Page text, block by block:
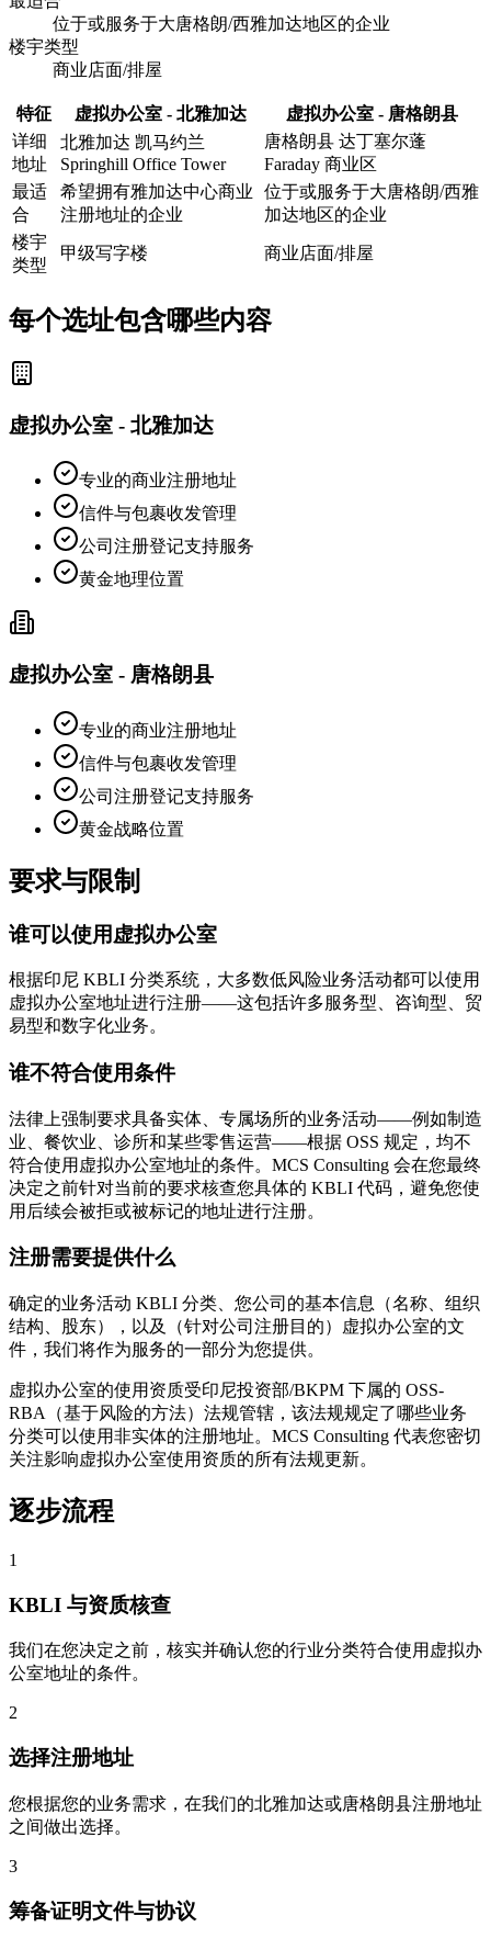
位于或服务于大唐格朗/西雅加达地区的企业
楼宇类型
商业店面/排屋
特征 虚拟办公室 - 北雅加达
虚拟办公室 - 唐格朗县
详细
地址
北雅加达 凯马约兰
Springhill Office Tower
唐格朗县 达丁塞尔蓬
Faraday 商业区
最适
合
希望拥有雅加达中心商业
注册地址的企业
位于或服务于大唐格朗/西雅
加达地区的企业
楼宇
类型
甲级写字楼 商业店面/排屋
每个选址包含哪些内容
虚拟办公室 - 北雅加达
专业的商业注册地址
信件与包裹收发管理
公司注册登记支持服务
黄金地理位置
虚拟办公室 - 唐格朗县
专业的商业注册地址
信件与包裹收发管理
公司注册登记支持服务
黄金战略位置
要求与限制
谁可以使用虚拟办公室
根据印尼 KBLI 分类系统，大多数低风险业务活动都可以使用
虚拟办公室地址进行注册——这包括许多服务型、咨询型、贸
易型和数字化业务。
谁不符合使用条件
法律上强制要求具备实体、专属场所的业务活动——例如制造
业、餐饮业、诊所和某些零售运营——根据 OSS 规定，均不
符合使用虚拟办公室地址的条件。MCS Consulting 会在您最终
决定之前针对当前的要求核查您具体的 KBLI 代码，避免您使
用后续会被拒或被标记的地址进行注册。
注册需要提供什么
确定的业务活动 KBLI 分类、您公司的基本信息（名称、组织
结构、股东），以及（针对公司注册目的）虚拟办公室的文
件，我们将作为服务的一部分为您提供。
虚拟办公室的使用资质受印尼投资部/BKPM 下属的 OSS-
RBA（基于风险的方法）法规管辖，该法规规定了哪些业务
分类可以使用非实体的注册地址。MCS Consulting 代表您密切
关注影响虚拟办公室使用资质的所有法规更新。
逐步流程
1
KBLI 与资质核查
我们在您决定之前，核实并确认您的行业分类符合使用虚拟办
公室地址的条件。
2
选择注册地址
您根据您的业务需求，在我们的北雅加达或唐格朗县注册地址
之间做出选择。
3
筹备证明文件与协议